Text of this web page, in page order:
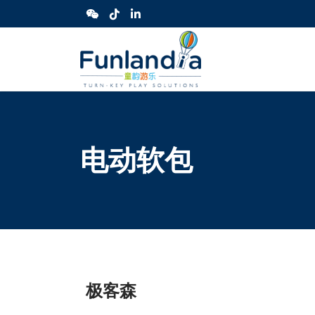
电动软包
极客森